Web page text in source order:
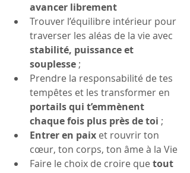
avancer librement
Trouver l’équilibre intérieur pour
traverser les aléas de la vie avec
stabilité, puissance et
souplesse ;
Prendre la responsabilité de tes
tempêtes et les transformer en
portails qui t’emmènent
chaque fois plus près de toi ;
Entrer en paix et rouvrir ton
cœur, ton corps, ton âme à la Vie
Faire le choix de croire que tout